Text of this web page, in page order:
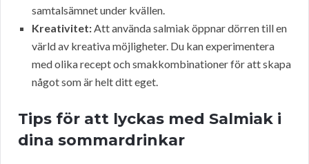
samtalsämnet under kvällen.
Kreativitet:Att använda salmiak öppnar dörren till en
värld av kreativa möjligheter. Du kan experimentera
med olika recept och smakkombinationer för att skapa
något som är helt ditt eget.
Tips för att lyckas med Salmiak i
dina sommardrinkar